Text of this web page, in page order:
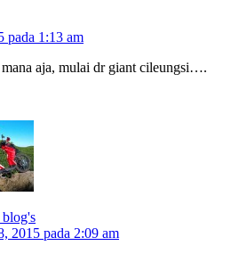
pada 1:13 am
aja, mulai dr giant cileungsi….
2015 pada 2:09 am